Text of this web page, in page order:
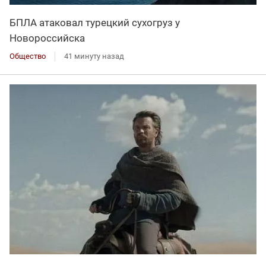
БПЛА атаковал турецкий сухогруз у
Новороссийска
Общество 41 минуту назад